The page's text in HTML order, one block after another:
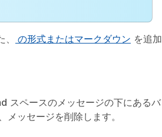
の形式またはマークダウン を追加
スペースのメッセージの下にあるバ
メッセージを削除します。